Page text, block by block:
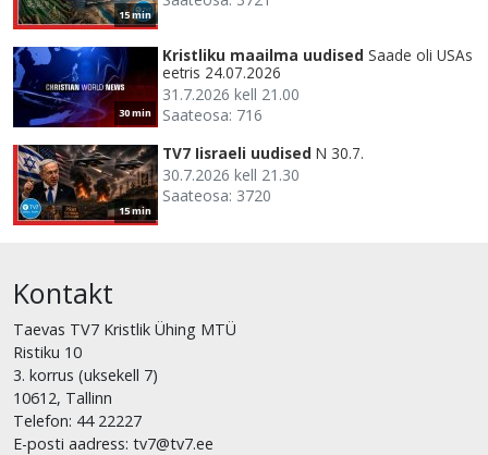
15 min
30 min
Kristliku maailma uudised Saade oli USAs
eetris 24.07.2026
31.7.2026 kell 21.00
Saateosa: 716
15 min
TV7 Iisraeli uudised N 30.7.
30.7.2026 kell 21.30
Saateosa: 3720
Kontakt
Taevas TV7 Kristlik Ühing MTÜ
Ristiku 10
3. korrus (uksekell 7)
10612, Tallinn
Telefon: 44 22227
E-posti aadress: tv7@tv7.ee